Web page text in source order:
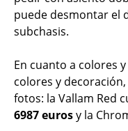
puede desmontar el
subchasis.
En cuanto a colores
colores y
fotos: la Vallam Red
6987 eurosy la